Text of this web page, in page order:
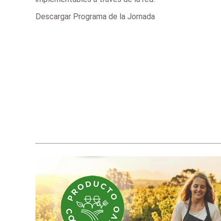
Descargar Programa de la Jornada